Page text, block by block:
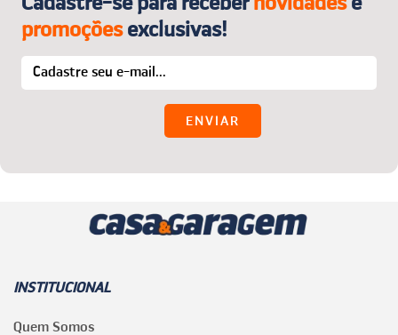
promoçõesexclusivas!
INSTITUCIONAL
Quem Somos